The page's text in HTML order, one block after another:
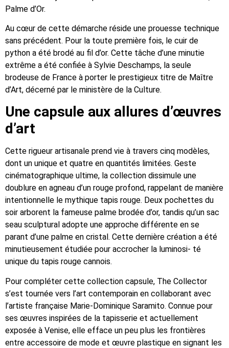
Palme d’Or.
Au cœur de cette démarche réside une prouesse technique
sans précédent. Pour la toute première fois, le cuir de
python a été brodé au fil d’or. Cette tâche d’une minutie
extrême a été confiée à Sylvie Deschamps, la seule
brodeuse de France à porter le prestigieux titre de Maître
d’Art, décerné par le ministère de la Culture.
Une capsule aux allures d’œuvres
d’art
Cette rigueur artisanale prend vie à travers cinq modèles,
dont un unique et quatre en quantités limitées. Geste
cinématographique ultime, la collection dissimule une
doublure en agneau d’un rouge profond, rappelant de manière
intentionnelle le mythique tapis rouge. Deux pochettes du
soir arborent la fameuse palme brodée d’or, tandis qu’un sac
seau sculptural adopte une approche différente en se
parant d’une palme en cristal. Cette dernière création a été
minutieusement étudiée pour accrocher la luminosi- té
unique du tapis rouge cannois.
Pour compléter cette collection capsule, The Collector
s’est tournée vers l’art contemporain en collaborant avec
l’artiste française Marie-Dominique Saramito. Connue pour
ses œuvres inspirées de la tapisserie et actuellement
exposée à Venise, elle efface un peu plus les frontières
entre accessoire de mode et œuvre plastique en signant les